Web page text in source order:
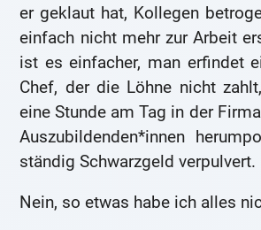
er geklaut hat, Kollegen
einfach nicht mehr zur Arbeit
ist es einfacher, man erfindet
Chef, der die Löhne nicht
eine Stunde am Tag in der
Auszubildenden*innen
ständig Schwarzgeld verpulvert.
Nein, so etwas habe ich alles